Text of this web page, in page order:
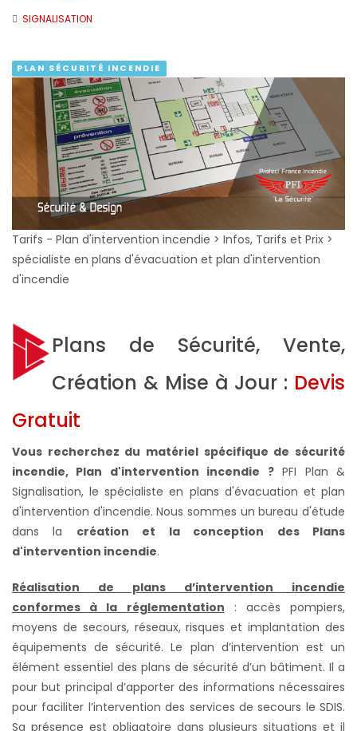
SIGNALISATION
PLAN SÉCURITÉ INCENDIE
Tarifs - Plan d'intervention incendie > Infos, Tarifs et Prix >
spécialiste en plans d'évacuation et plan d'intervention
d'incendie
Plans de Sécurité, Vente,
Création & Mise à Jour : Devis
Gratuit
Vous recherchez du matériel spécifique de sécurité
incendie, Plan d'intervention incendie ?PFI Plan &
Signalisation, le spécialiste en plans d'évacuation et plan
d'intervention d'incendie. Nous sommes un bureau d'étude
dans la création et la conception des Plans
d'intervention incendie.
Réalisation de plans d’intervention incendie
conformes à la réglementation : accès pompiers,
moyens de secours, réseaux, risques et implantation des
équipements de sécurité. Le plan d’intervention est un
élément essentiel des plans de sécurité d’un bâtiment. Il a
pour but principal d’apporter des informations nécessaires
pour faciliter l’intervention des services de secours le SDIS.
Sa présence est obligatoire dans plusieurs situations et il